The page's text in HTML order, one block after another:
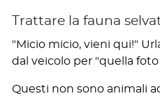
Trattare la fauna
"Micio micio, vieni qui!"
dal veicolo per "quella
Questi non sono animali